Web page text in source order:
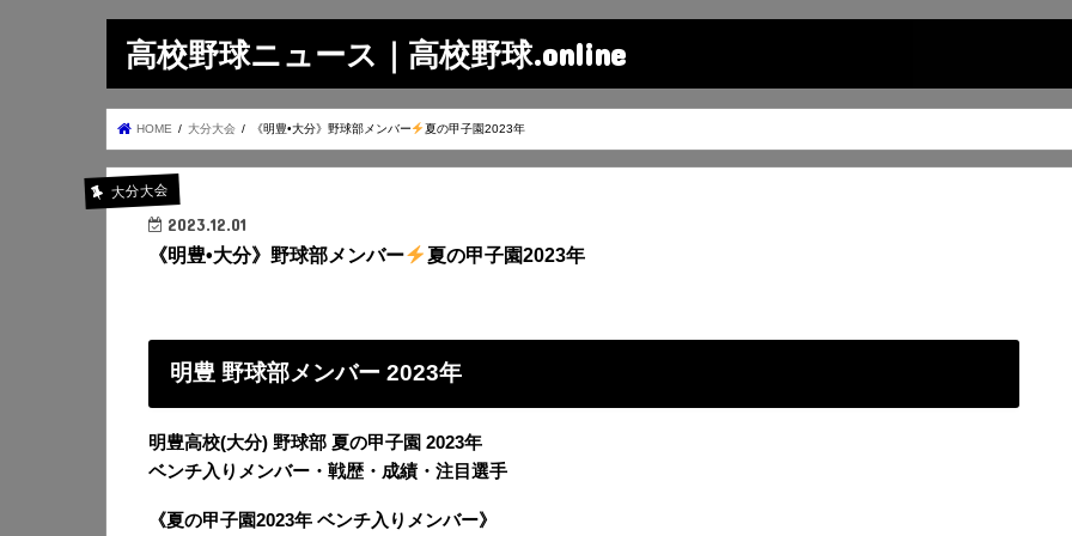
高校野球ニュース｜高校野球.online
HOME 大分大会 《明豊•大分》野球部メンバー 夏の甲子園2023年
大分大会
2023.12.01
《明豊•大分》野球部メンバー 夏の甲子園2023年
明豊 野球部メンバー 2023年
明豊高校(大分) 野球部 夏の甲子園 2023年
ベンチ入りメンバー・戦歴・成績・注目選手
《夏の甲子園2023年 ベンチ入りメンバー》